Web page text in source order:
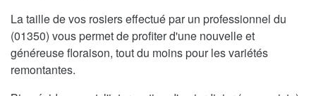
La taille de vos rosiers effectué par un professionnel du
(01350) vous permet de profiter d'une nouvelle et
généreuse floraison, tout du moins pour les variétés
remontantes.